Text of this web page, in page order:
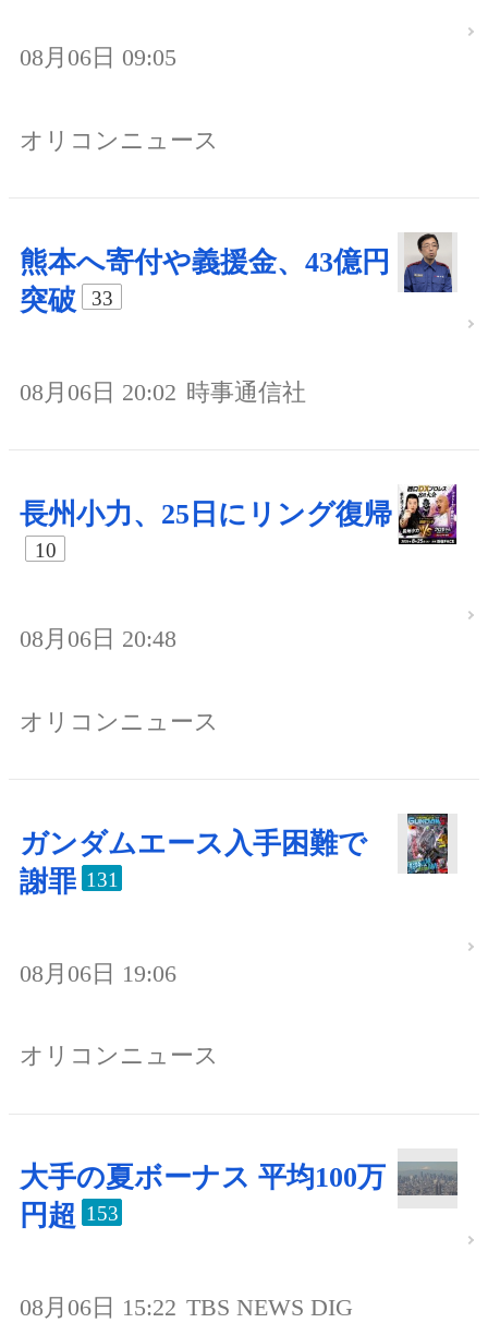
08月06日 09:05
オリコンニュース
熊本へ寄付や義援金、43億円
突破
33
08月06日 20:02 時事通信社
長州小力、25日にリング復帰
10
08月06日 20:48
オリコンニュース
ガンダムエース入手困難で
謝罪 131
08月06日 19:06
オリコンニュース
大手の夏ボーナス 平均100万
円超 153
08月06日 15:22 TBS NEWS DIG